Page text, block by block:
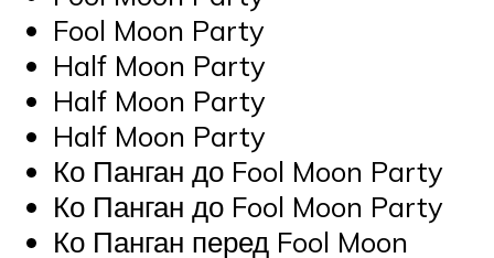
Fool Moon Party
Half Moon Party
Half Moon Party
Half Moon Party
Ко Панган до Fool Moon Party
Ко Панган до Fool Moon Party
Ко Панган перед Fool Moon